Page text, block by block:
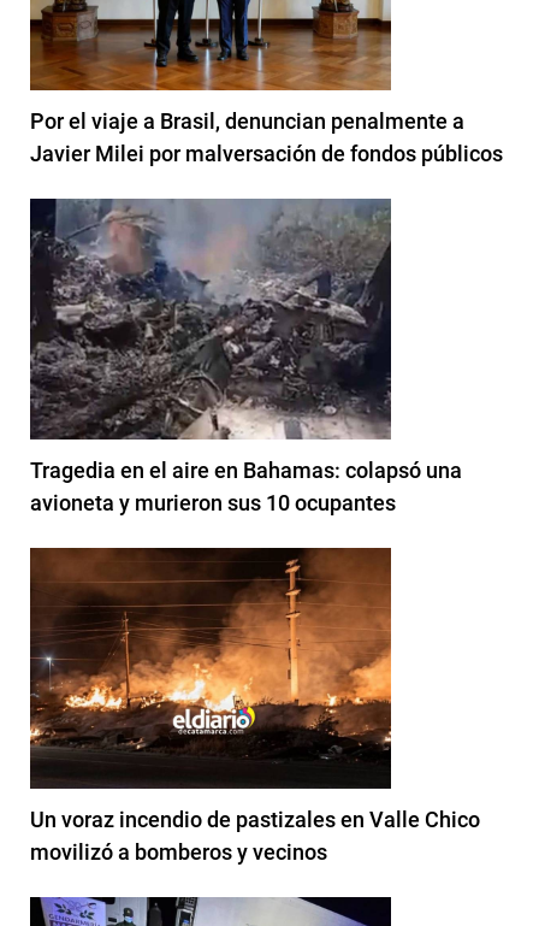
Por el viaje a Brasil, denuncian penalmente a
Javier Milei por malversación de fondos públicos
Tragedia en el aire en Bahamas: colapsó una
avioneta y murieron sus 10 ocupantes
Un voraz incendio de pastizales en Valle Chico
movilizó a bomberos y vecinos